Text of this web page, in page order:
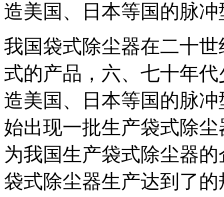
造美国、日本等国的脉
我国袋式除尘器在二十
式的产品，六、七十年
造美国、日本等国的脉
始出现一批生产袋式除
为我国生产袋式除尘器
袋式除尘器生产达到了